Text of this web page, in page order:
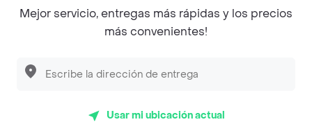
Colombia
Calificaciones y opiniones Millón de
Mejor servicio, entregas más rápidas y los precios
más convenientes!
Usar mi ubicación actual